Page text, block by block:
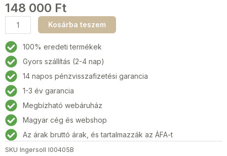
148 000 Ft
Ingersoll
I00405B
The
Herald
automatic
Férfi
karóra
40mm
5ATM
mennyiség
Kosárba teszem
100% eredeti termékek
Gyors szállítás (2-4 nap)
14 napos pénzvisszafizetési garancia
1-3 év garancia
Megbízható webáruház
Magyar cég és webshop
Az árak bruttó árak, és tartalmazzák az ÁFA-t
SKU Ingersoll I00405B